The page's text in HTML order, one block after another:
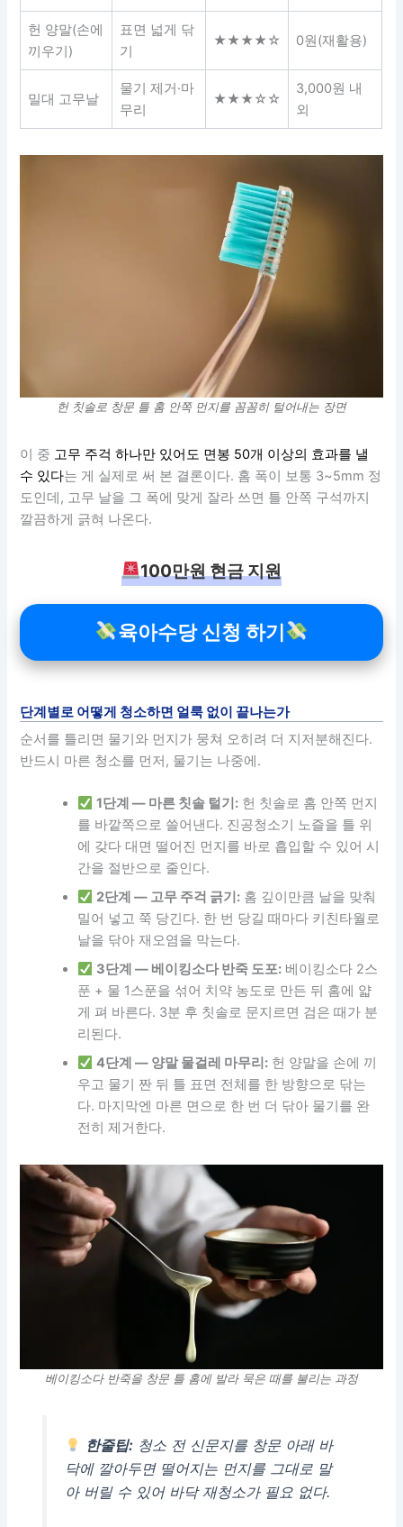
헌 양말(손에
끼우기)
표면 넓게 닦
기
★★★★☆ 0원(재활용)
밀대 고무날
물기 제거·마
무리
★★★☆☆
3,000원 내
외
헌 칫솔로 창문 틀 홈 안쪽 먼지를 꼼꼼히 털어내는 장면
이 중 고무 주걱 하나만 있어도 면봉 50개 이상의 효과를 낼
수 있다는 게 실제로 써 본 결론이다. 홈 폭이 보통 3~5mm 정
도인데, 고무 날을 그 폭에 맞게 잘라 쓰면 틀 안쪽 구석까지
깔끔하게 긁혀 나온다.
100만원 현금 지원
육아수당 신청 하기
단계별로 어떻게 청소하면 얼룩 없이 끝나는가
순서를 틀리면 물기와 먼지가 뭉쳐 오히려 더 지저분해진다.
반드시 마른 청소를 먼저, 물기는 나중에.
1단계 — 마른 칫솔 털기:헌 칫솔로 홈 안쪽 먼지
를 바깥쪽으로 쓸어낸다. 진공청소기 노즐을 틀 위
에 갖다 대면 떨어진 먼지를 바로 흡입할 수 있어 시
간을 절반으로 줄인다.
2단계 — 고무 주걱 긁기:홈 깊이만큼 날을 맞춰
밀어 넣고 쭉 당긴다. 한 번 당길 때마다 키친타월로
날을 닦아 재오염을 막는다.
3단계 — 베이킹소다 반죽 도포:베이킹소다 2스
푼 + 물 1스푼을 섞어 치약 농도로 만든 뒤 홈에 얇
게 펴 바른다. 3분 후 칫솔로 문지르면 검은 때가 분
리된다.
4단계 — 양말 물걸레 마무리:헌 양말을 손에 끼
우고 물기 짠 뒤 틀 표면 전체를 한 방향으로 닦는
다. 마지막엔 마른 면으로 한 번 더 닦아 물기를 완
전히 제거한다.
베이킹소다 반죽을 창문 틀 홈에 발라 묵은 때를 불리는 과정
한줄팁:청소 전 신문지를 창문 아래 바
닥에 깔아두면 떨어지는 먼지를 그대로 말
아 버릴 수 있어 바닥 재청소가 필요 없다.